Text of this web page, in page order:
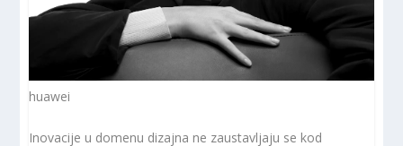
huawei
Inovacije u domenu dizajna ne zaustavljaju se kod